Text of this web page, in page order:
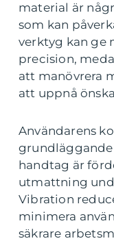
material är
som kan
verktyg kan ge
precision,
att manövrera
att uppnå
Användarens
handtag är
utmattning
Vibration
minimera
säkrare